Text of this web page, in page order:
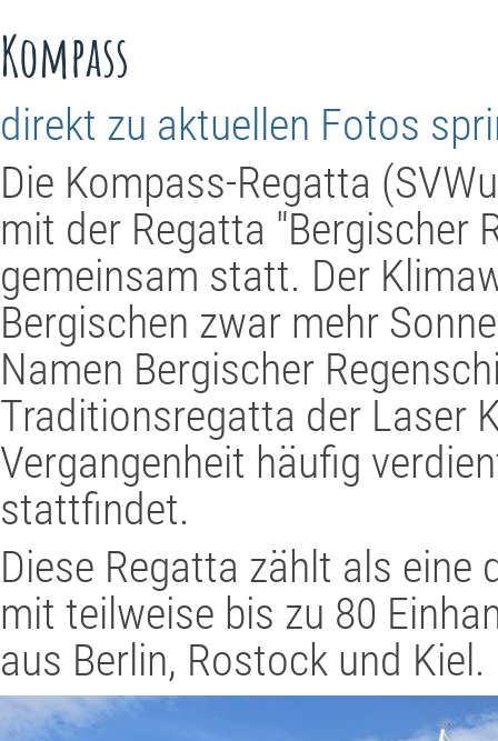
Kompass
direkt zu aktuellen Fotos
Die Kompass-Regatta
mit der Regatta "Bergischer
gemeinsam statt. Der
Bergischen zwar mehr
Namen Bergischer
Traditionsregatta der Laser
Vergangenheit häufig
stattfindet.
Diese Regatta zählt als
mit teilweise bis zu 80
aus Berlin, Rostock und Kiel.